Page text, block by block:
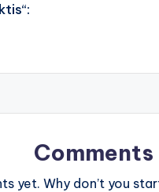
Comments
yet. Why don’t you